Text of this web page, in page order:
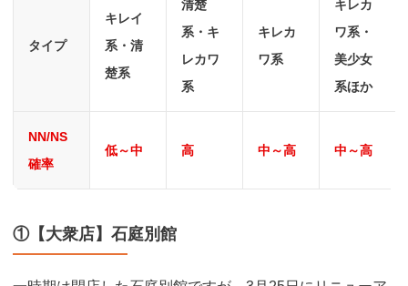
タイプ
キレイ
系・清
楚系
清楚
系・キ
レカワ
系
キレカ
ワ系
キレカ
ワ系・
美少女
系ほか
NN/NS
確率
低～中 高 中～高 中～高
①【大衆店】石庭別館